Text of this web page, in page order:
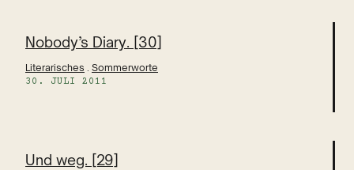
Nobody’s Diary. [30]
Literarisches . Sommerworte
30. JULI 2011
Und weg. [29]